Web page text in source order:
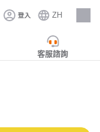
登入 ZH
人才招募
客服諮詢